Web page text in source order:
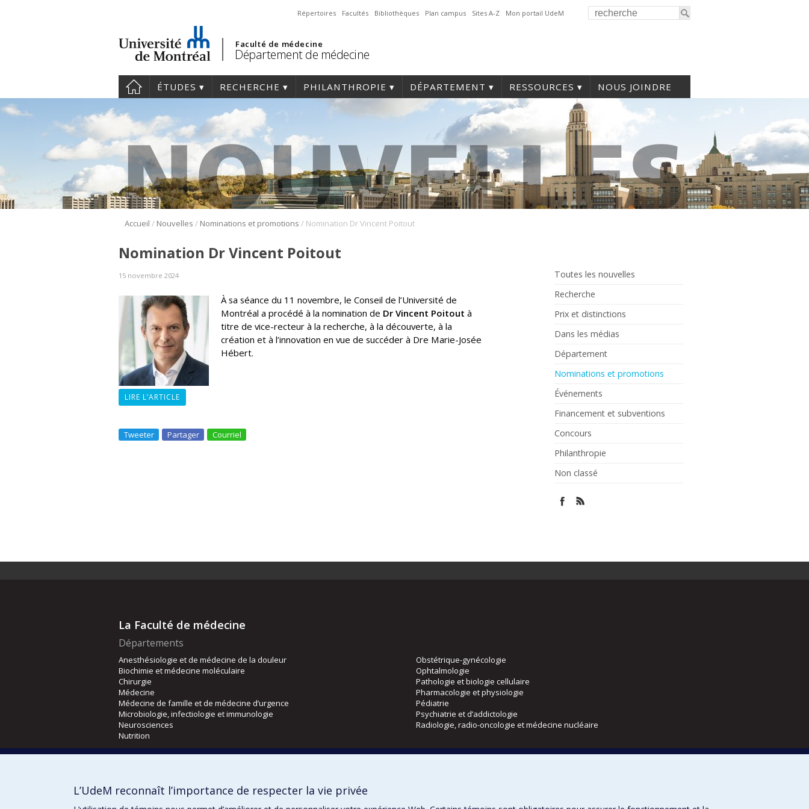
Répertoires Facultés Bibliothèques Plan campus Sites A-Z Mon portail UdeM
Faculté de médecine
Département de médecine
ÉTUDES RECHERCHE PHILANTHROPIE DÉPARTEMENT RESSOURCES NOUS JOINDRE
Accueil / Nouvelles / Nominations et promotions / Nomination Dr Vincent Poitout
Toutes les nouvelles
Recherche
Prix et distinctions
Dans les médias
Département
Nominations et promotions
Événements
Financement et subventions
Concours
Philanthropie
Non classé
Nomination Dr Vincent Poitout
15 novembre 2024
À sa séance du 11 novembre, le Conseil de l’Université de
Montréal a procédé à la nomination de Dr Vincent Poitout à
titre de vice-recteur à la recherche, à la découverte, à la
création et à l’innovation en vue de succéder à Dre Marie-Josée
Hébert.
LIRE L’ARTICLE
Tweeter Partager Courriel
La Faculté de médecine
Départements
Anesthésiologie et de médecine de la douleur
Biochimie et médecine moléculaire
Chirurgie
Médecine
Médecine de famille et de médecine d’urgence
Microbiologie, infectiologie et immunologie
Neurosciences
Nutrition
Obstétrique-gynécologie
Ophtalmologie
Pathologie et biologie cellulaire
Pharmacologie et physiologie
Pédiatrie
Psychiatrie et d’addictologie
Radiologie, radio-oncologie et médecine nucléaire
Orthophonie et audiologie
L’UdeM reconnaît l’importance de respecter la vie privée